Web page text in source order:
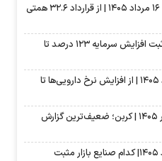
مهم‌ترین اخبار کدال تا امروز جمعه ۱۶ مرداد ۱۴۰۵ | از قرارداد ۳۲.۶ همتی
افزایش سرمایه‌های جدید بورسی؛ ثبت افزایش سرمایه ۱۲۳ درصد تا
اخبار مهم بورس فردا شنبه ۱۷ مرداد ۱۴۰۵ | از افزایش نرخ دارویی‌ها تا
گزارش ماهانه صنعت زغال سنگ تیر ۱۴۰۵ | کربن؛ ضعیف‌ترین گزارش
پیش‌بینی بورس فردا شنبه ۱۷ مرداد ۱۴۰۵| کدام صنایع بازار مثبت